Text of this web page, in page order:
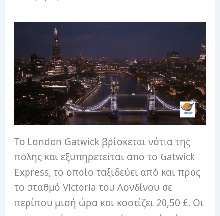
Το London Gatwick βρίσκεται νότια της
πόλης και εξυπηρετείται από το Gatwick
Express, το οποίο ταξιδεύει από και προς
το σταθμό Victoria του Λονδίνου σε
περίπου μισή ώρα και κοστίζει 20,50 £. Οι